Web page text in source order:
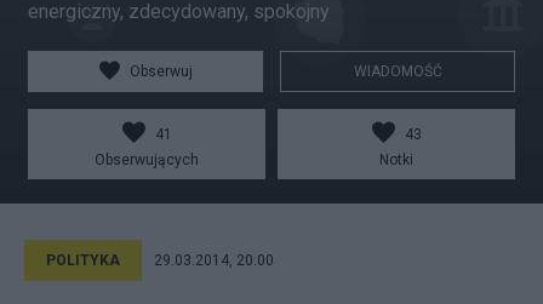
energiczny, zdecydowany, spokojny
Obserwuj WIADOMOŚĆ
41
Obserwujących
43
Notki
POLITYKA 29.03.2014, 20:00